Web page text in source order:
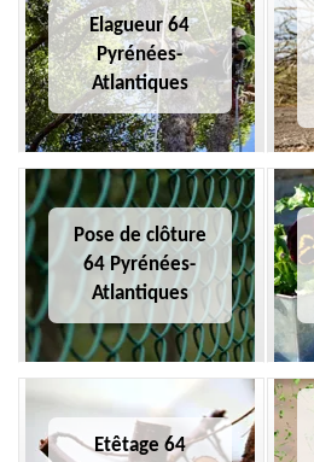
Elagueur 64
Pyrénées-
Atlantiques
Pose de clôture
64 Pyrénées-
Atlantiques
Etêtage 64